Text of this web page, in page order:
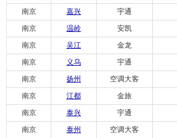
南京
嘉兴 宇通
南京
温岭 安凯
南京
吴江 金龙
南京
义乌 宇通
南京
扬州 空调大客
南京
江都 金旅
南京
泰兴 宇通
南京
泰州 空调大客